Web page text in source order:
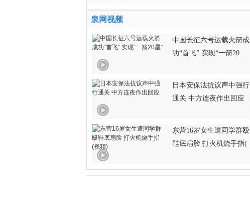
泉网视频
中国长征六号运载火箭成
功“首飞” 实现“一箭20
日本安保法抗议声中强行
通关 中方连夜作出回应
东营16岁女生遭同学群殴
鞋底扇脸 打火机烧手指(